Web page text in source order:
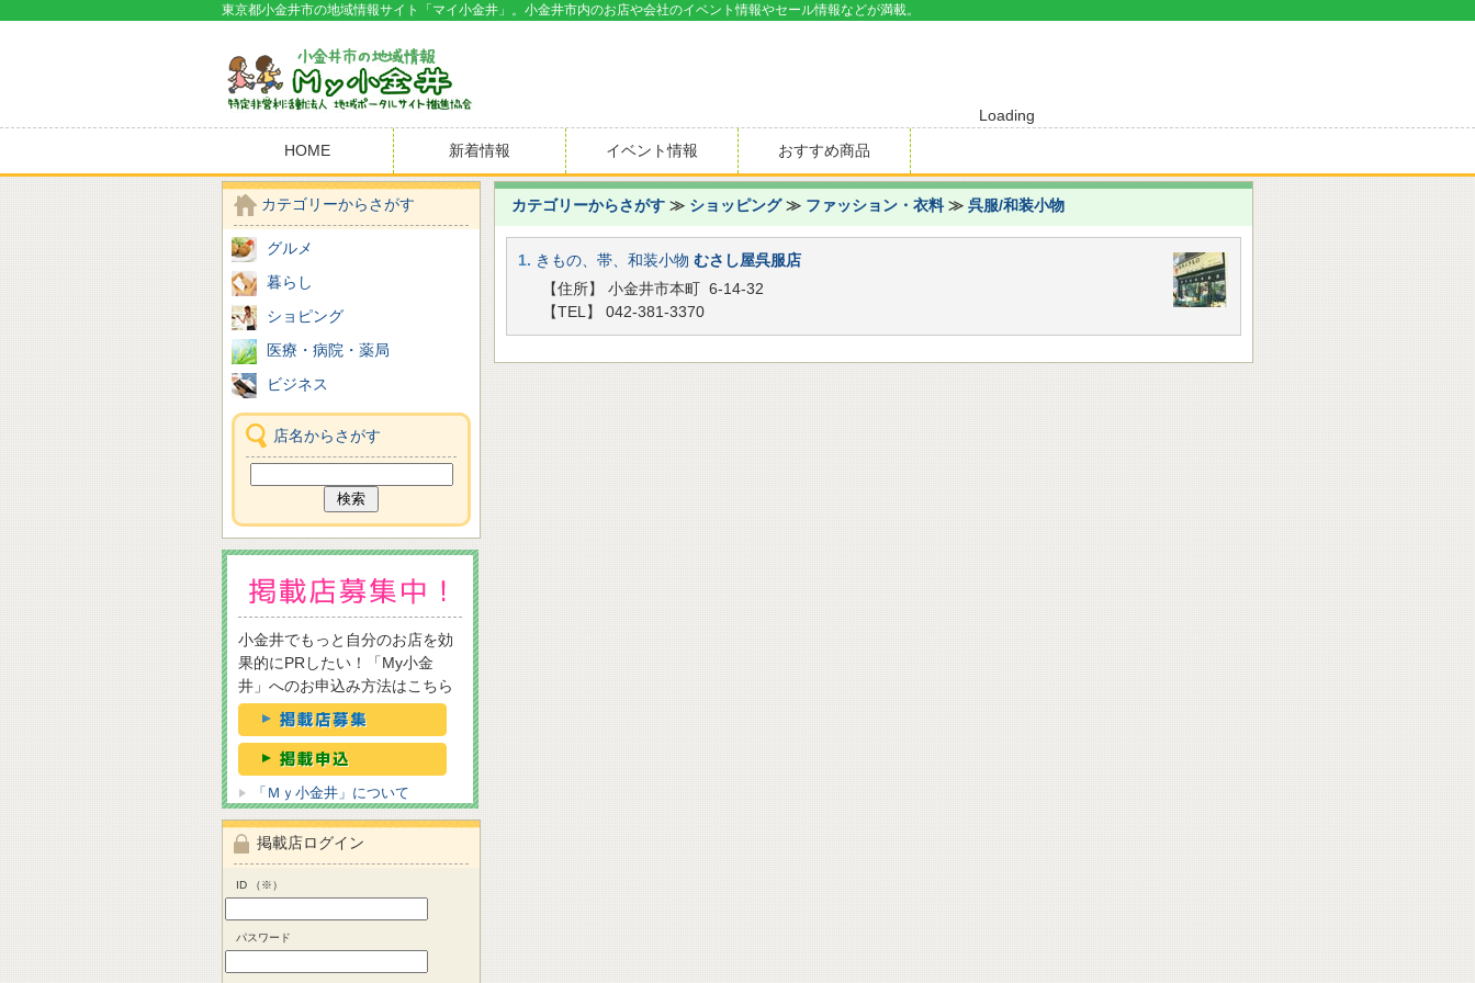
東京都小金井市の地域情報サイト「マイ小金井」。小金井市内のお店や会社のイベント情報やセール情報などが満載。
Loading
HOME
新着情報 イベント情報 おすすめ商品
カテゴリーからさがす ≫ ショッピング≫ ファッション・衣料≫ 呉服/和装小物
1. きもの、帯、和装小物 むさし屋呉服店
【住所】 小金井市本町 6-14-32
【TEL】 042-381-3370
カテゴリーからさがす
グルメ
暮らし
ショピング
医療・病院・薬局
ビジネス
店名からさがす
小金井でもっと自分のお店を効
果的にPRしたい！「My小金
井」へのお申込み方法はこちら
「Ｍｙ小金井」について
掲載店ログイン
ID （※）
パスワード